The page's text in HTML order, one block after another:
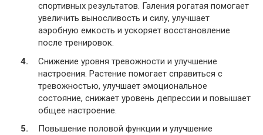
спортивных результатов. Галения рогатая помогает
увеличить выносливость и силу, улучшает
аэробную емкость и ускоряет восстановление
после тренировок.
Снижение уровня тревожности и улучшение
настроения. Растение помогает справиться с
тревожностью, улучшает эмоциональное
состояние, снижает уровень депрессии и повышает
общее настроение.
Повышение половой функции и улучшение